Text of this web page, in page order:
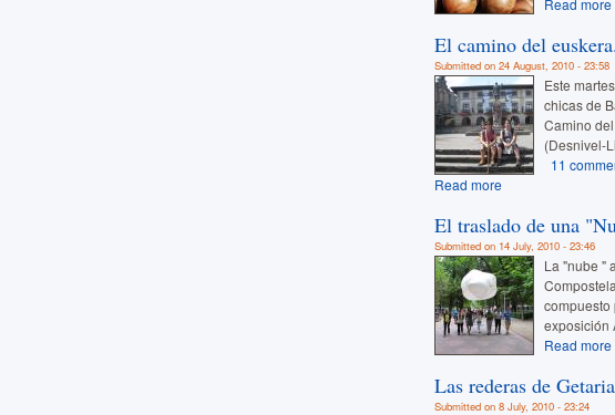
Read more
El camino del
Submitted on 24 August, 2010 - 23:58
Este
chicas de
Camino
(Desnivel-
11
Read more
El traslado de una
Submitted on 14 July, 2010 - 23:46
La "nube "
compuesto
exposición
Read more
Las rederas de
Submitted on 8 July, 2010 - 23:24